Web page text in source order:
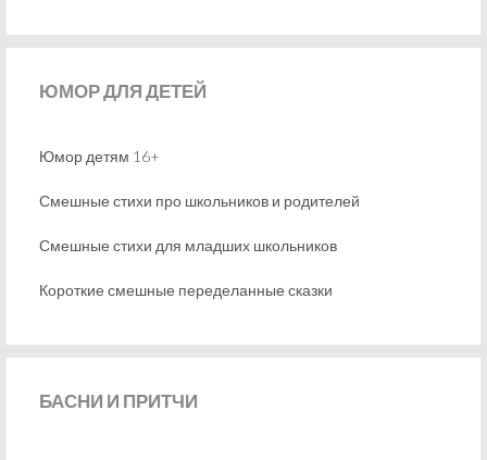
ЮМОРДЛЯ ДЕТЕЙ
Юмор детям 16+
Смешные стихи про школьников и родителей
Смешные стихи для младших школьников
Короткие смешные переделанные сказки
БАСНИ И ПРИТЧИ